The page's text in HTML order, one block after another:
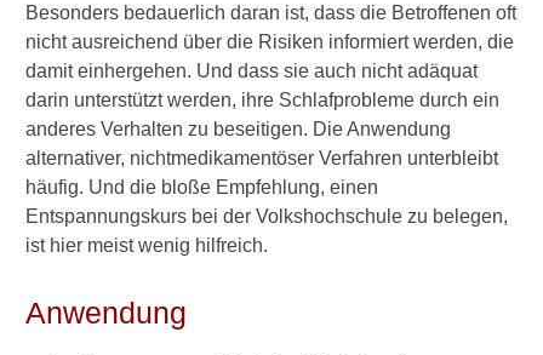
Besonders bedauerlich daran ist, dass die Betroffenen oft
nicht ausreichend über die Risiken informiert werden, die
damit einhergehen. Und dass sie auch nicht adäquat
darin unterstützt werden, ihre Schlafprobleme durch ein
anderes Verhalten zu beseitigen. Die Anwendung
alternativer, nichtmedikamentöser Verfahren unterbleibt
häufig. Und die bloße Empfehlung, einen
Entspannungskurs bei der Volkshochschule zu belegen,
ist hier meist wenig hilfreich.
Anwendung
f
l
o
i
g
k
e
h
b
e